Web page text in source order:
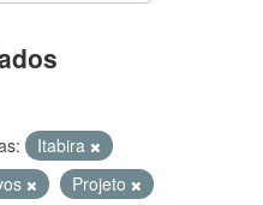
Itabira
Projeto